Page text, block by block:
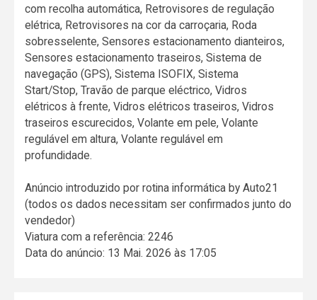
com recolha automática, Retrovisores de regulação
elétrica, Retrovisores na cor da carroçaria, Roda
sobresselente, Sensores estacionamento dianteiros,
Sensores estacionamento traseiros, Sistema de
navegação (GPS), Sistema ISOFIX, Sistema
Start/Stop, Travão de parque eléctrico, Vidros
elétricos à frente, Vidros elétricos traseiros, Vidros
traseiros escurecidos, Volante em pele, Volante
regulável em altura, Volante regulável em
profundidade.
Anúncio introduzido por rotina informática by Auto21
(todos os dados necessitam ser confirmados junto do
vendedor)
Viatura com a referência: 2246
Data do anúncio: 13 Mai. 2026 às 17:05